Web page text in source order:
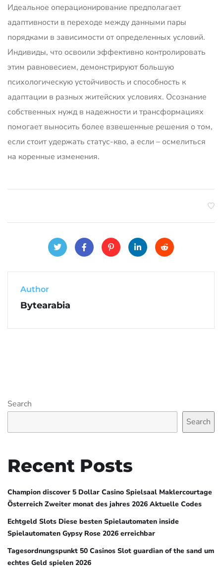
Идеальное операционирование предполагает
адаптивности в переходе между данными пары
порядками в зависимости от определенных условий.
Индивиды, что освоили эффективно контролировать
этим равновесием, демонстрируют большую
психологическую устойчивость и способность к
адаптации в разных житейских условиях. Осознание
собственных нужд в надежности и трансформациях
помогает выносить более взвешенные решения о том,
если стоит удержать статус-кво, а если – осмелиться
на коренные изменения.
Author
Bytearabia
Search
Search
Recent Posts
Champion discover 5 Dollar Casino Spielsaal Maklercourtage
Österreich Zweiter monat des jahres 2026 Aktuelle Codes
Echtgeld Slots Diese besten Spielautomaten inside
Spielautomaten Gypsy Rose 2026 erreichbar
Tagesordnungspunkt 50 Casinos Slot guardian of the sand um
echtes Geld spielen 2026